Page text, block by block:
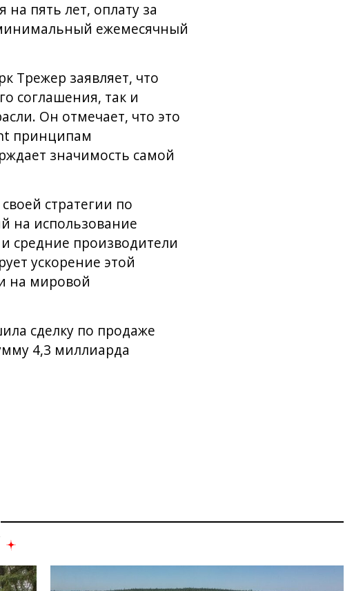
пять лет, оплату за
ежемесячный
Трежер заявляет, что
соглашения, так и
Он отмечает, что это
принципам
значимость самой
стратегии по
на использование
средние производители
ускорение этой
на мировой
сделку по продаже
4,3 миллиарда